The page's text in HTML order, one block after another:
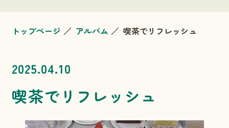
トップページ アルバム 喫茶でリフレッシュ
2025.04.10
喫茶でリフレッシュ